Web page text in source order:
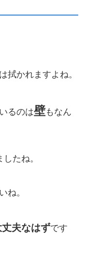
拭かれますよね。
るのは壁もなん
たね。
ね。
夫なはずです